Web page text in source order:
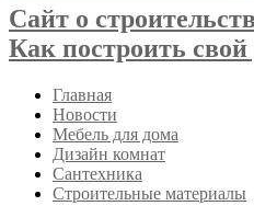
Сайт о
Как построить
Главная
Новости
Мебель для дома
Дизайн комнат
Сантехника
Строительные материалы